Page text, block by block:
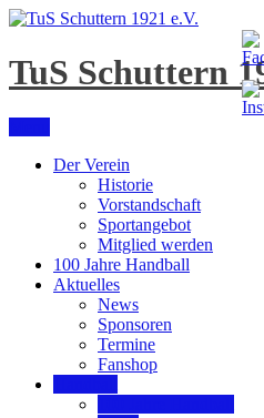
Skip
content
TuS Schuttern
Der Verein
Historie
Vorstandschaft
Sportangebot
Mitglied werden
100 Jahre Handball
Aktuelles
News
Sponsoren
Termine
Fanshop